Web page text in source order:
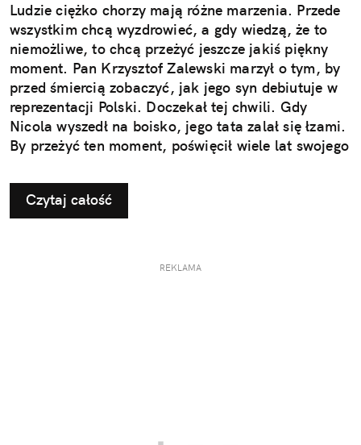
Ludzie ciężko chorzy mają różne marzenia. Przede
wszystkim chcą wyzdrowieć, a gdy wiedzą, że to
niemożliwe, to chcą przeżyć jeszcze jakiś piękny
moment. Pan Krzysztof Zalewski marzył o tym, by
przed śmiercią zobaczyć, jak jego syn debiutuje w
reprezentacji Polski. Doczekał tej chwili. Gdy
Nicola wyszedł na boisko, jego tata zalał się łzami.
By przeżyć ten moment, poświęcił wiele lat swojego
dziś na Euro, być może nie byłby piłkarzem.
Czytaj całość
REKLAMA